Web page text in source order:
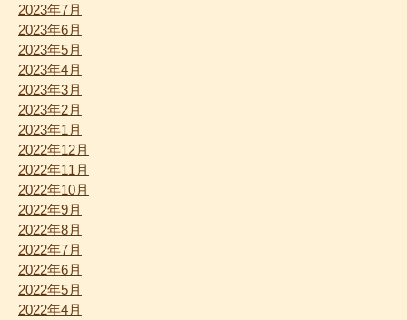
2023年7月
2023年6月
2023年5月
2023年4月
2023年3月
2023年2月
2023年1月
2022年12月
2022年11月
2022年10月
2022年9月
2022年8月
2022年7月
2022年6月
2022年5月
2022年4月